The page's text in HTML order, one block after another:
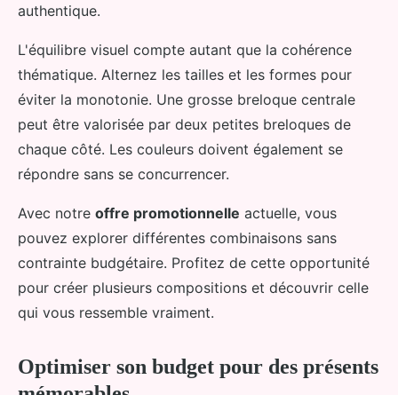
authentique.
L'équilibre visuel compte autant que la cohérence
thématique. Alternez les tailles et les formes pour
éviter la monotonie. Une grosse breloque centrale
peut être valorisée par deux petites breloques de
chaque côté. Les couleurs doivent également se
répondre sans se concurrencer.
Avec notre offre promotionnelle actuelle, vous
pouvez explorer différentes combinaisons sans
contrainte budgétaire. Profitez de cette opportunité
pour créer plusieurs compositions et découvrir celle
qui vous ressemble vraiment.
Optimiser son budget pour des présents